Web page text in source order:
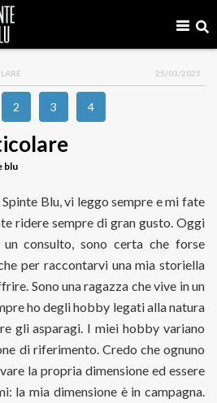
25/03/2025
2 3 4
blu
Blu, vi leggo sempre e mi fate
ridere sempre di gran gusto. Oggi
consulto, sono certa che forse
per raccontarvi una mia storiella
Sono una ragazza che vive in un
ho degli hobby legati alla natura
gli asparagi. I miei hobby variano
di riferimento. Credo che ognuno
la propria dimensione ed essere
la mia dimensione è in campagna.